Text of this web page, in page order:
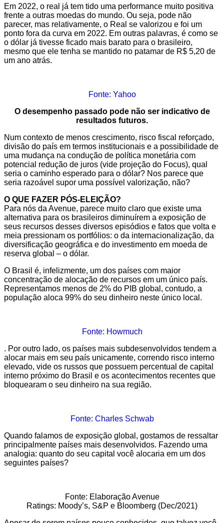
Em 2022, o real já tem tido uma performance muito positiva
frente a outras moedas do mundo. Ou seja, pode não
parecer, mas relativamente, o Real se valorizou e foi um
ponto fora da curva em 2022. Em outras palavras, é como se
o dólar já tivesse ficado mais barato para o brasileiro,
mesmo que ele tenha se mantido no patamar de R$ 5,20 de
um ano atrás.
Fonte: Yahoo
O desempenho passado pode não ser indicativo de
resultados futuros.
Num contexto de menos crescimento, risco fiscal reforçado,
divisão do país em termos institucionais e a possibilidade de
uma mudança na condução de política monetária com
potencial redução de juros (vide projeção do Focus), qual
seria o caminho esperado para o dólar? Nos parece que
seria razoável supor uma possível valorização, não?
O QUE FAZER PÓS-ELEIÇÃO?
Para nós da Avenue, parece muito claro que existe uma
alternativa para os brasileiros diminuírem a exposição de
seus recursos desses diversos episódios e fatos que volta e
meia pressionam os portfólios: o da internacionalização, da
diversificação geográfica e do investimento em moeda de
reserva global – o dólar.
O Brasil é, infelizmente, um dos países com maior
concentração de alocação de recursos em um único país.
Representamos menos de 2% do PIB global, contudo, a
população aloca 99% do seu dinheiro neste único local.
Fonte: Howmuch
. Por outro lado, os países mais subdesenvolvidos tendem a
alocar mais em seu país unicamente, correndo risco interno
elevado, vide os russos que possuem percentual de capital
interno próximo do Brasil e os acontecimentos recentes que
bloquearam o seu dinheiro na sua região.
Fonte: Charles Schwab
Quando falamos de exposição global, gostamos de ressaltar
principalmente países mais desenvolvidos. Fazendo uma
analogia: quanto do seu capital você alocaria em um dos
seguintes países?
Fonte: Elaboração Avenue
Ratings: Moody’s, S&P e Bloomberg (Dec/2021)